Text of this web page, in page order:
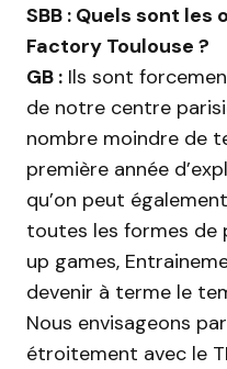
SBB : Quels sont les
Factory Toulouse ?
GB : Ils sont
de notre centre
nombre moindre de
première année
qu’on peut
toutes les formes de
up games,
devenir à terme le
Nous envisageons
étroitement avec le